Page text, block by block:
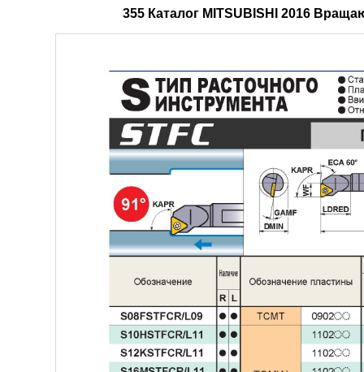
355 Каталог MITSUBISHI 2016